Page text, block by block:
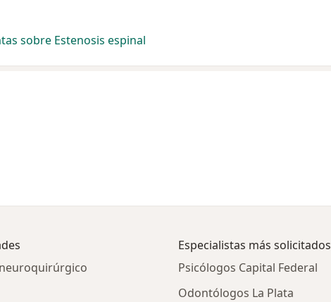
sobre Estenosis espinal
Especialistas más solicitados
Psicólogos Capital Federal
Odontólogos La Plata